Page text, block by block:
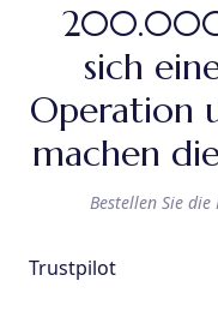
200.000
sich
Operation
machen
Bestellen Sie
Trustpilot